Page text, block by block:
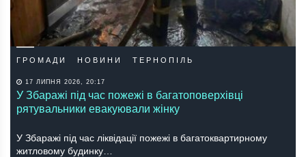
ГРОМАДИ НОВИНИ ТЕРНОПІЛЬ
17 ЛИПНЯ 2026, 20:17
У Збаражі під час пожежі в багатоповерхівці
рятувальники евакуювали жінку
У Збаражі під час ліквідації пожежі в багатоквартирному
житловому будинку…